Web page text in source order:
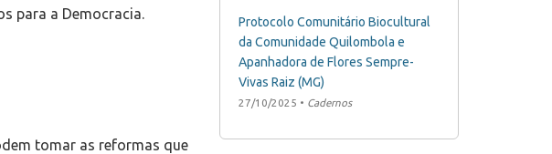
para a Democracia.
tomar as reformas que
Protocolo Comunitário Biocultural
da Comunidade Quilombola e
Apanhadora de Flores Sempre-
Vivas Raiz (MG)
27/10/2025 • Cadernos